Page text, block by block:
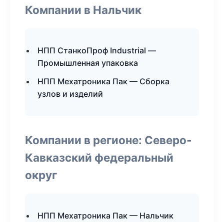
Компании в Нальчик
НПП СтанкоПроф Industrial —
Промышленная упаковка
НПП Мехатроника Пак — Сборка
узлов и изделий
Компании в регионе: Северо-
Кавказский федеральный
округ
НПП Мехатроника Пак — Нальчик